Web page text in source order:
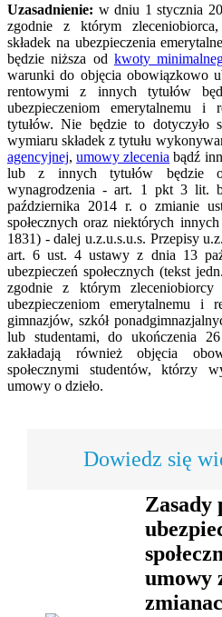
Uzasadnienie: w dniu 1 stycznia
zgodnie z którym
składek na ubezpieczenia
będzie niższa od kwoty
warunki do objęcia obowiązkowo
rentowymi z innych tytułów
ubezpieczeniom emerytalnemu
tytułów. Nie będzie to dotyczyło
wymiaru składek z tytułu
agencyjnej,umowy zlecenia bądź
lub z innych tytułów będzie
wynagrodzenia - art. 1 pkt 3 lit.
października 2014 r. o zmianie
społecznych oraz niektórych
1831) - dalej u.z.u.s.u.s. Przepisy
art. 6 ust. 4 ustawy z dnia 13
ubezpieczeń społecznych (tekst
zgodnie z którym zleceniobiorcy
ubezpieczeniom emerytalnemu i
gimnazjów, szkół
lub studentami, do ukończenia
zakładają również objęcia
społecznymi studentów, którzy
umowy o dzieło.
Dowiedz się
Zasady
umowy